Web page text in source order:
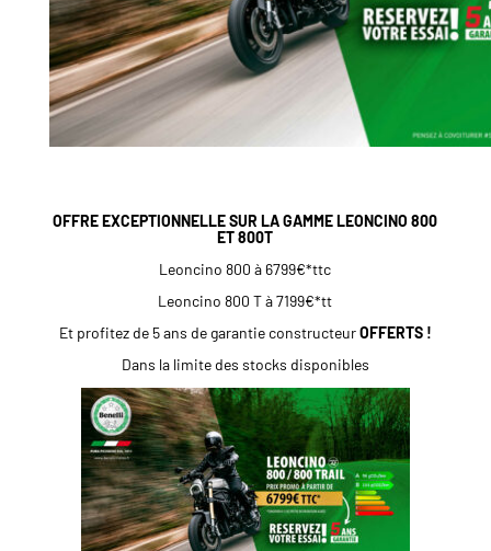
OFFRE EXCEPTIONNELLE SUR LA GAMME LEONCINO 800
ET 800T
Leoncino 800 à 6799€*ttc
Leoncino 800 T à 7199€*tt
Et profitez de 5 ans de garantie constructeurOFFERTS !
Dans la limite des stocks disponibles